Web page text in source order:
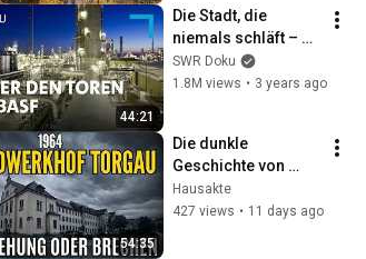
44:21
Die Stadt, die
niemals schläft –
Hinter den Toren
der BASF | SWR
SWR Doku
1.8M views • 3 years ago
54:35
Die dunkle
Geschichte von
Torgau – Das
geschlossene Heim
Hausakte
427 views • 11 days ago